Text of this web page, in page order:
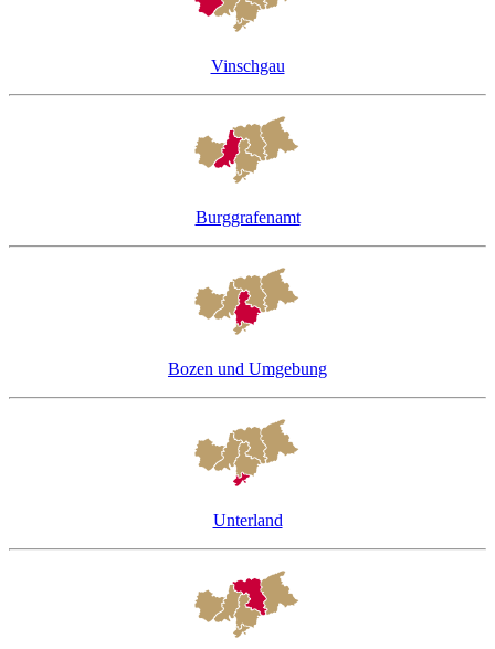
Vinschgau
Burggrafenamt
Bozen und Umgebung
Unterland